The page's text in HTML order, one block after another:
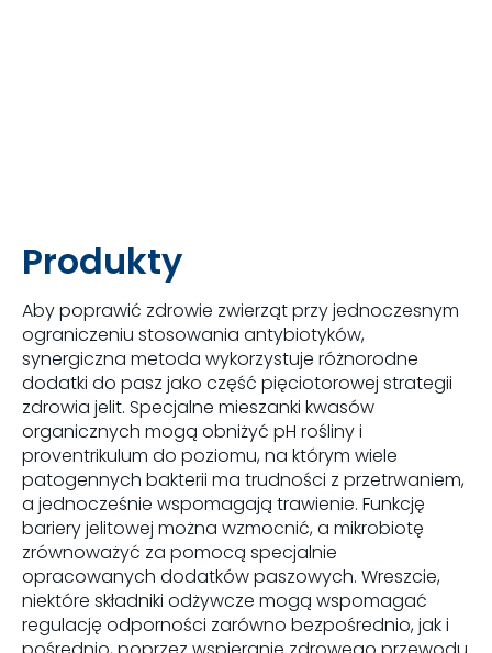
Produkty
Aby poprawić zdrowie zwierząt przy jednoczesnym
ograniczeniu stosowania antybiotyków,
synergiczna metoda wykorzystuje różnorodne
dodatki do pasz jako część pięciotorowej strategii
zdrowia jelit. Specjalne mieszanki kwasów
organicznych mogą obniżyć pH rośliny i
proventrikulum do poziomu, na którym wiele
patogennych bakterii ma trudności z przetrwaniem,
a jednocześnie wspomagają trawienie. Funkcję
bariery jelitowej można wzmocnić, a mikrobiotę
zrównoważyć za pomocą specjalnie
opracowanych dodatków paszowych. Wreszcie,
niektóre składniki odżywcze mogą wspomagać
regulację odporności zarówno bezpośrednio, jak i